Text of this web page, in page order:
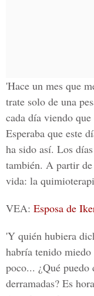
'Hace un mes que
trate solo de una
cada día viendo
Esperaba que este
ha sido así. Los
también. A partir
vida: la
VEA: Esposa de
'Y quién hubiera
habría tenido
poco... ¿Qué puedo
derramadas? Es